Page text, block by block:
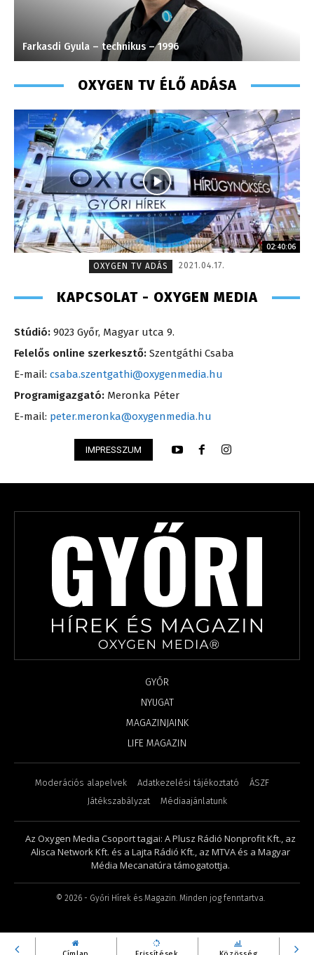
Farkasdi Gyula – technikus – 1996
OXYGEN TV ÉLŐ ADÁSA
02:40:06
OXYGEN TV ADÁS
2021.04.17.
KAPCSOLAT - OXYGEN MEDIA
Stúdió: 9023 Győr, Magyar utca 9.
Felelős online szerkesztő: Szentgáthi Csaba
E-mail: csaba.szentgathi@oxygenmedia.hu
Programigazgató: Meronka Péter
E-mail: peter.meronka@oxygenmedia.hu
IMPRESSZUM
GYŐR
NYUGAT
MAGAZINJAINK
LIFE MAGAZIN
Moderációs alapelvek Adatkezelési tájékoztató
ÁSZF
Játékszabályzat
Médiaajánlatunk
Az Oxygen Media Csoport tagjai: A Plusz Rádió Nonprofit Kft., az
Alisca Network Kft. és a Lajta Rádió Kft., az MTVA és a Magyar
Média Mecanatúra támogatottja.
© 2026 - Győri Hírek és Magazin. Minden jog fenntartva.